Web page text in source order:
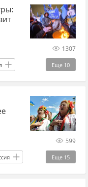
жители
1307
Еще 10
режим
599
Еще 15